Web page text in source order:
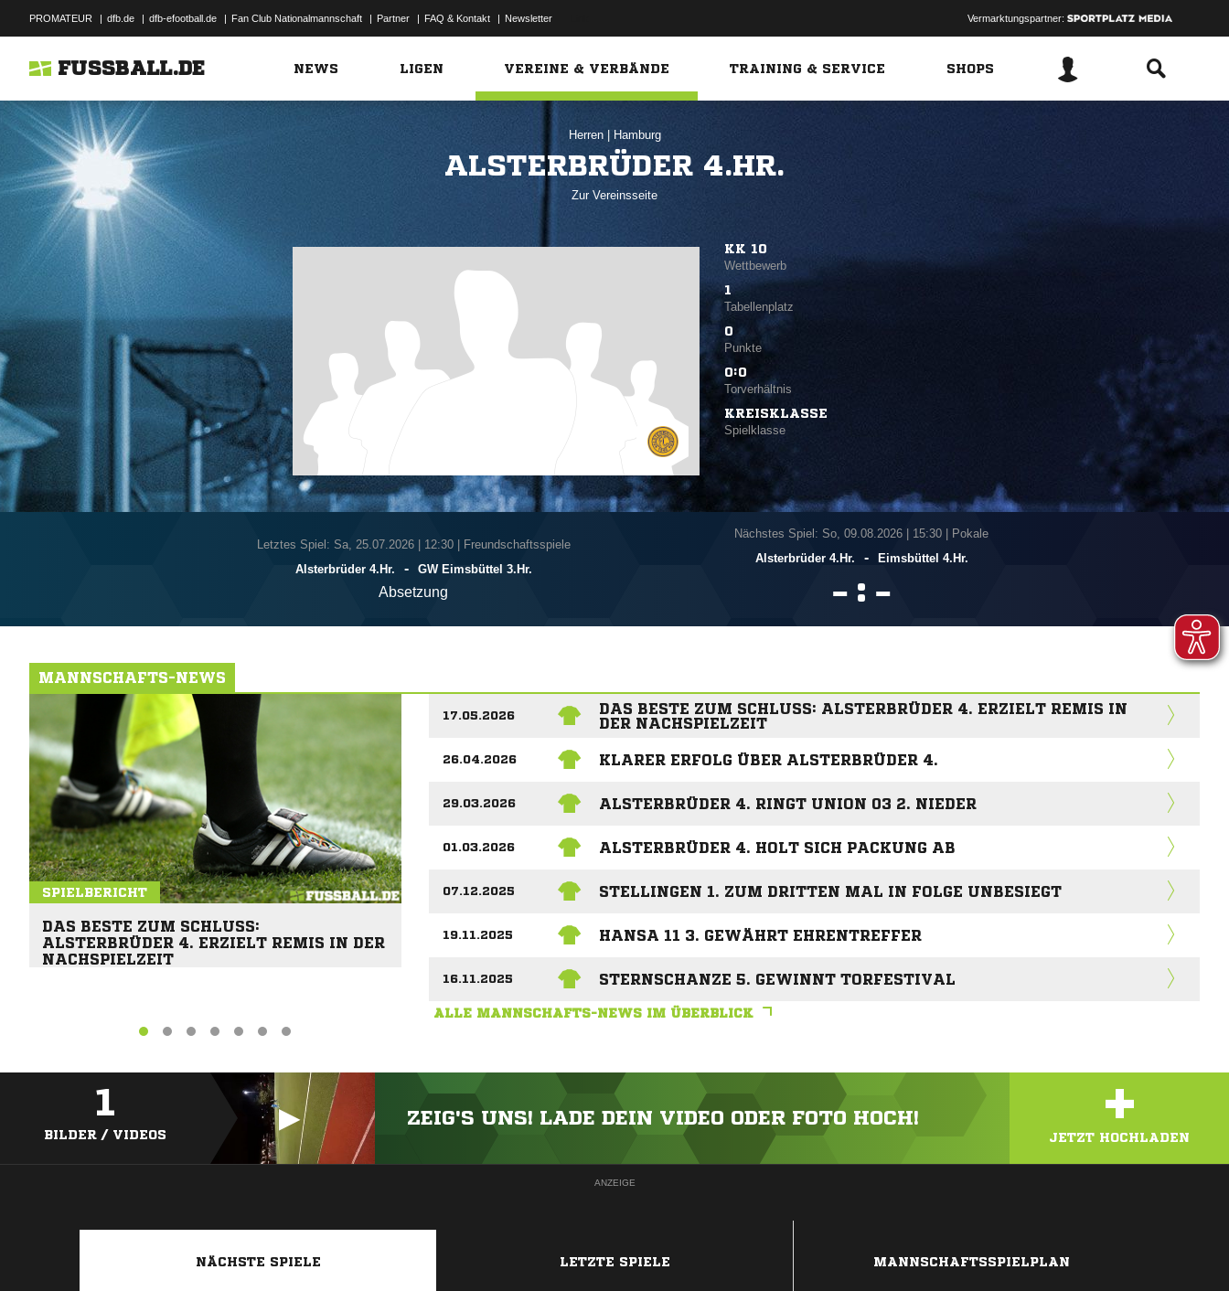
PROMATEUR | dfb.de | dfb-efootball.de | Fan Club Nationalmannschaft | Partner | FAQ & Kontakt | Newsletter Vermarktungspartner:
FUSSBALL.DE NEWS LIGEN VEREINE & VERBÄNDE TRAINING & SERVICE SHOPS
Herren Hamburg
ALSTERBRÜDER 4.HR.
Zur Vereinsseite
KK 10
Wettbewerb
1
Tabellenplatz
0
Punkte
0:0
Torverhältnis
KREISKLASSE
Spielklasse
Letztes Spiel: Sa, 25.07.2026| 12:30 | Freundschaftsspiele
Alsterbrüder 4.Hr.
- GW Eimsbüttel 3.Hr.
Absetzung
Nächstes Spiel: So, 09.08.2026
15:30 | Pokale
Alsterbrüder 4.Hr.
- Eimsbüttel 4.Hr.
 : 
MANNSCHAFTS-NEWS
SPIELBERICHT
DAS BESTE ZUM SCHLUSS:
ALSTERBRÜDER 4. ERZIELT REMIS IN DER
NACHSPIELZEIT
17.05.2026
DAS BESTE ZUM SCHLUSS: ALSTERBRÜDER 4. ERZIELT REMIS IN
DER NACHSPIELZEIT
26.04.2026 KLARER ERFOLG ÜBER ALSTERBRÜDER 4.
29.03.2026 ALSTERBRÜDER 4. RINGT UNION 03 2. NIEDER
01.03.2026 ALSTERBRÜDER 4. HOLT SICH PACKUNG AB
07.12.2025 STELLINGEN 1. ZUM DRITTEN MAL IN FOLGE UNBESIEGT
19.11.2025 HANSA 11 3. GEWÄHRT EHRENTREFFER
16.11.2025 STERNSCHANZE 5. GEWINNT TORFESTIVAL
ALLE MANNSCHAFTS-NEWS IM ÜBERBLICK
1
BILDER / VIDEOS
ZEIG'S UNS! LADE DEIN VIDEO ODER FOTO HOCH! +
JETZT HOCHLADEN
ANZEIGE
NÄCHSTE SPIELE LETZTE SPIELE MANNSCHAFTSSPIELPLAN